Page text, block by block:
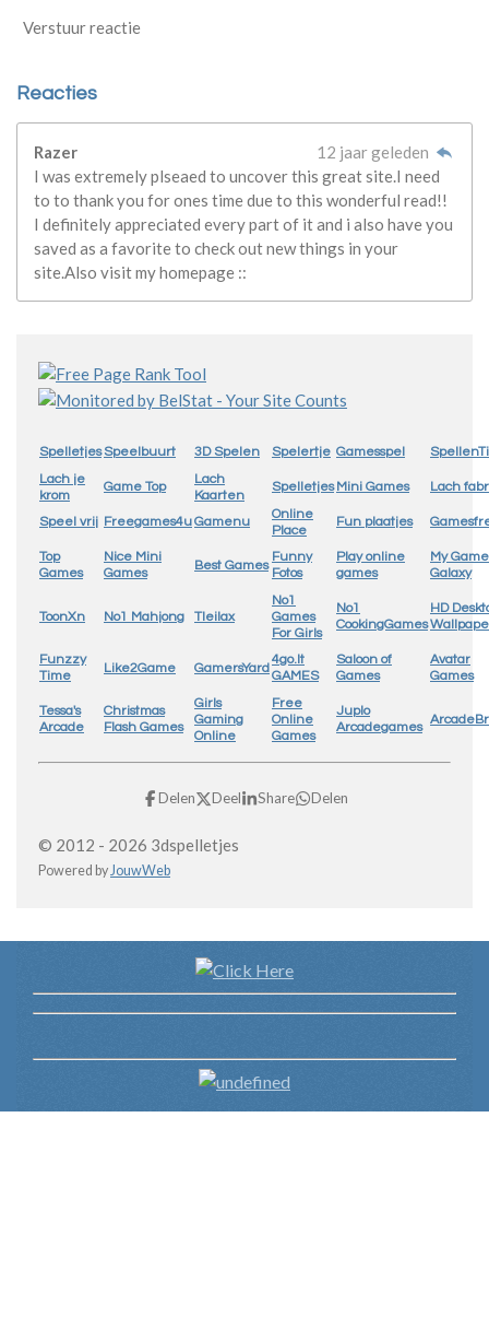
Verstuur reactie
Reacties
Razer
12 jaar geleden
I was extremely plseaed to uncover this great site.I need
to to thank you for ones time due to this wonderful read!!
I definitely appreciated every part of it and i also have you
saved as a favorite to check out new things in your
site.Also visit my homepage ::
SpelletjesSpeelbuurt 3D Spelen Spelertje Gamesspel
Lach je
krom
Game Top
Lach
Kaarten
Spelletjes Mini Games Lach
Speel vrij Freegames4uGamenu
Online
Place
Fun plaatjes
Top
Games
Nice Mini
Games
Best Games
Funny
Fotos
Play online
games
My Game
Galaxy
ToonXn No1 Mahjong Tleilax
No1
Games
For Girls
No1
CookingGames
HD
Funzzy
Time
Like2Game GamersYard
4go.lt
GAMES
Saloon of
Games
Avatar
Games
Tessa's
Arcade
Christmas
Flash Games
Girls
Gaming
Online
Free
Online
Games
Juplo
Arcadegames
Delen Deel Share Delen
© 2012 - 2026 3dspelletjes
Powered byJouwWeb